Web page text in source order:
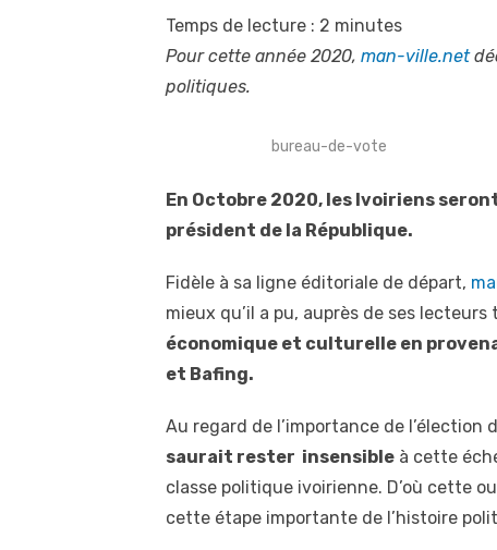
Temps de lecture : 2 minutes
Pour cette année 2020, man-ville.net
politiques.
bureau-de-vote
En Octobre 2020, les Ivoiriens
président de la République.
Fidèle à sa ligne éditoriale de départ,
mieux qu’il a pu, auprès de ses lecteurs
économique et culturelle en
et Bafing.
Au regard de l’importance de l’élection
saurait rester insensible à cette
classe politique ivoirienne. D’où cette
cette étape importante de l’histoire